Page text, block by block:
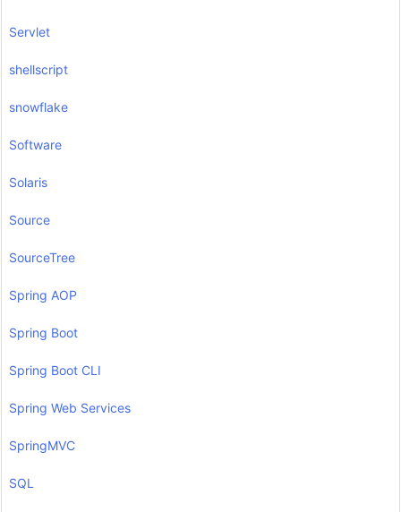
Servlet
shellscript
snowflake
Software
Solaris
Source
SourceTree
Spring AOP
Spring Boot
Spring Boot CLI
Spring Web Services
SpringMVC
SQL